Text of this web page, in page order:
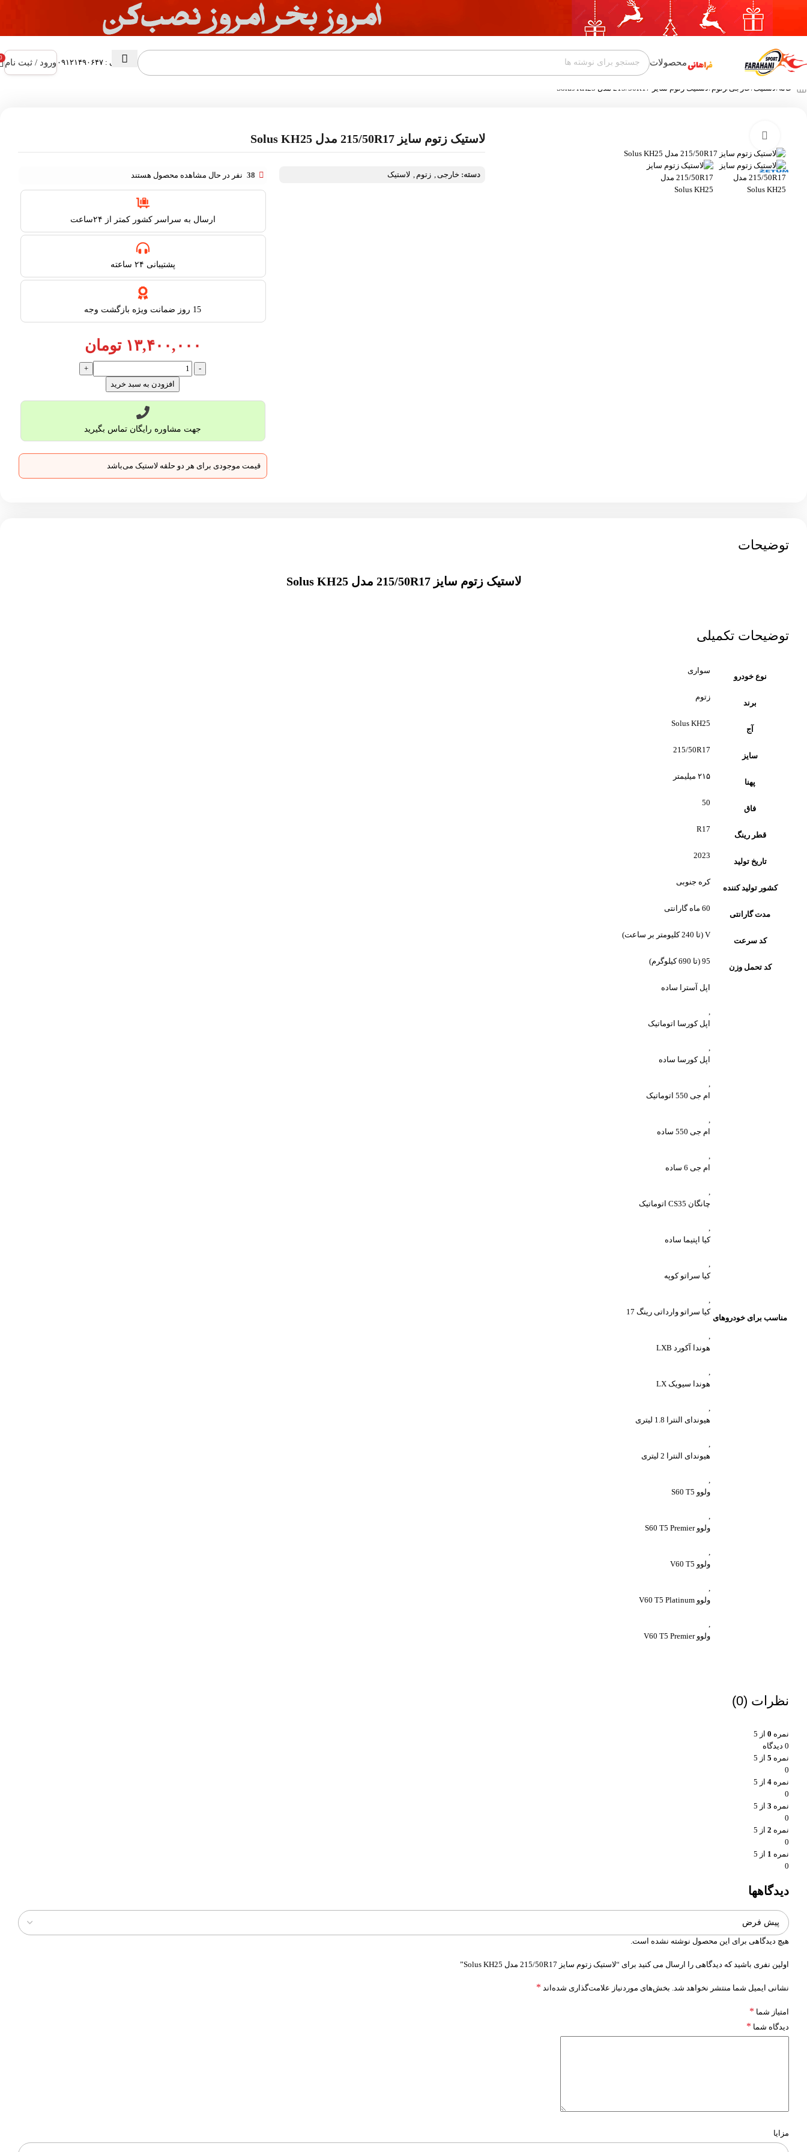
محصولات پشتیبانی : ۰۹۱۲۱۴۹۰۶۴۷ ورود / ثبت نام
خانه لاستیک خارجی زتوم لاستیک زتوم سایز 215/50R17 مدل Solus KH25
لاستیک زتوم سایز 215/50R17 مدل Solus KH25
دسته: خارجی, زتوم , لاستیک 38 نفر در حال مشاهده محصول هستند
ارسال به سراسر کشور کمتر از ۲۴ساعت
پشتیبانی ۲۴ ساعته​
15 روز ضمانت ویژه بازگشت وجه
۱۳,۴۰۰,۰۰۰ تومان
افزودن به سبد خرید
جهت مشاوره رایگان تماس بگیرید
قیمت موجودی برای هر دو حلقه لاستیک می‌باشد
توضیحات
لاستیک زتوم سایز 215/50R17 مدل Solus KH25
توضیحات تکمیلی
نوع خودرو
سواری
برند
زتوم
آج
Solus KH25
سایز
215/50R17
پهنا
۲۱۵ میلیمتر
فاق
50
قطر رینگ
R17
تاریخ تولید
2023
کشور تولید کننده
کره جنوبی
مدت گارانتی
60 ماه گارانتی
کد سرعت
V (تا 240 کلیومتر بر ساعت)
کد تحمل وزن
95 (تا 690 کیلوگرم)
مناسب برای خودروهای
اپل آسترا ساده
,
اپل کورسا اتوماتیک
,
اپل کورسا ساده
,
ام جی 550 اتوماتیک
,
ام جی 550 ساده
,
ام جی 6 ساده
,
چانگان CS35 اتوماتیک
,
کیا اپتیما ساده
,
کیا سراتو کوپه
,
کیا سراتو وارداتی رینگ 17
,
هوندا آکورد LXB
,
هوندا سیویک LX
,
هیوندای النترا 1.8 لیتری
,
هیوندای النترا 2 لیتری
,
ولوو S60 T5
,
ولوو S60 T5 Premier
,
ولوو V60 T5
,
ولوو V60 T5 Platinum
,
ولوو V60 T5 Premier
نظرات (0)
نمره 0 از 5
0 دیدگاه
نمره 5 از 5
0
نمره 4 از 5
0
نمره 3 از 5
0
نمره 2 از 5
0
نمره 1 از 5
0
دیدگاهها
هیچ دیدگاهی برای این محصول نوشته نشده است.
اولین نفری باشید که دیدگاهی را ارسال می کنید برای “لاستیک زتوم سایز 215/50R17 مدل Solus KH25”
نشانی ایمیل شما منتشر نخواهد شد. بخش‌های موردنیاز علامت‌گذاری شده‌اند *
امتیاز شما *
دیدگاه شما *
مزایا